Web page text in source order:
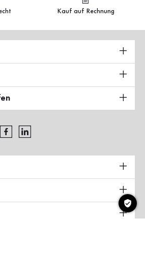
Kauf auf Rechnung